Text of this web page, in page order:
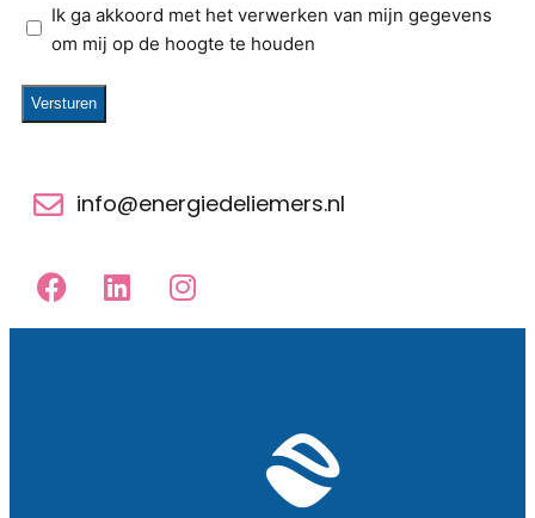
Ik ga akkoord met het verwerken van mijn gegevens
om mij op de hoogte te houden
info@energiedeliemers.nl